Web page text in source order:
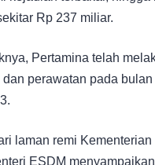
Rp 237 miliar.
Pertamina telah
dan perawatan pada
laman remi
ESDM